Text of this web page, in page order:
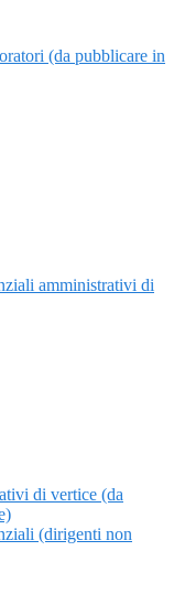
(da pubblicare in
amministrativi di
di vertice (da
(dirigenti non